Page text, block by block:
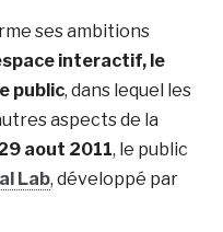
ses ambitions
interactif, le
public, dans lequel les
aspects de la
aout 2011, le public
Lab, développé par